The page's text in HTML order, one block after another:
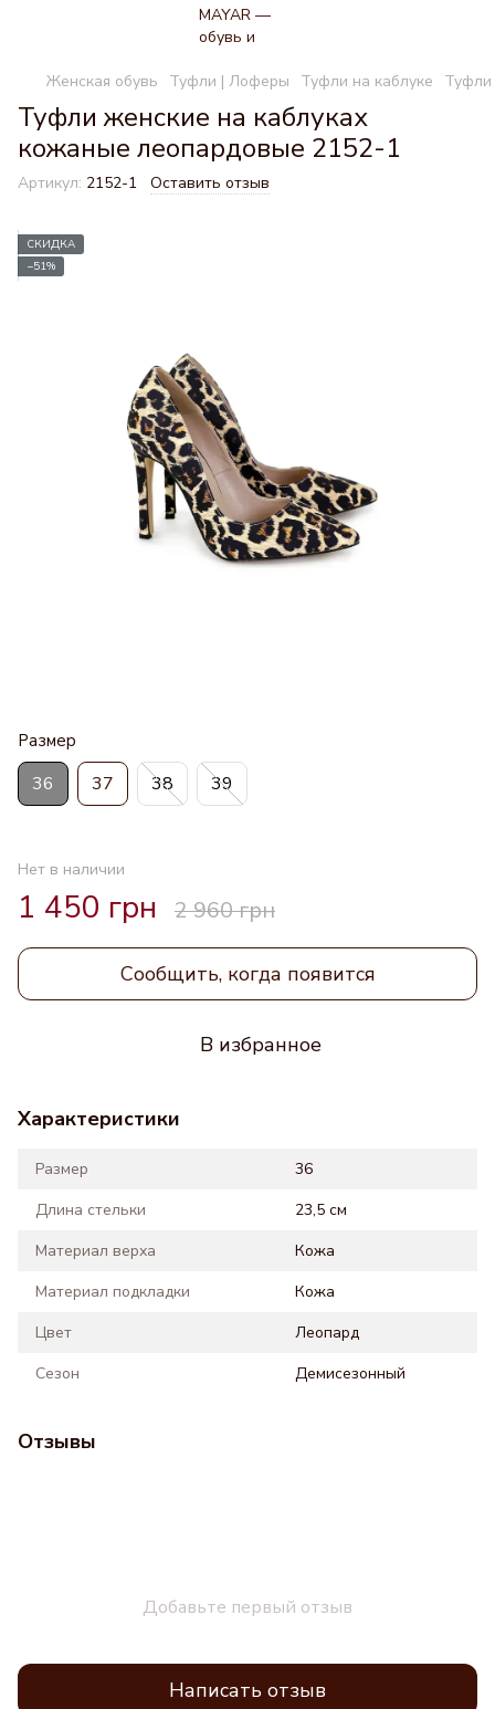
Женская обувь Туфли | Лоферы Туфли на каблуке Туфли
Туфли женские на каблуках
кожаные леопардовые 2152-1
Артикул: 2152-1 Оставить отзыв
СКИДКА
−51%
Размер
36 37 38 39
Нет в наличии
1 450 грн 2 960 грн
Сообщить, когда появится
В избранное
Характеристики
Размер
36
Длина стельки
23,5 см
Материал верха
Кожа
Материал подкладки
Кожа
Цвет
Леопард
Сезон
Демисезонный
Отзывы
Добавьте первый отзыв
Написать отзыв